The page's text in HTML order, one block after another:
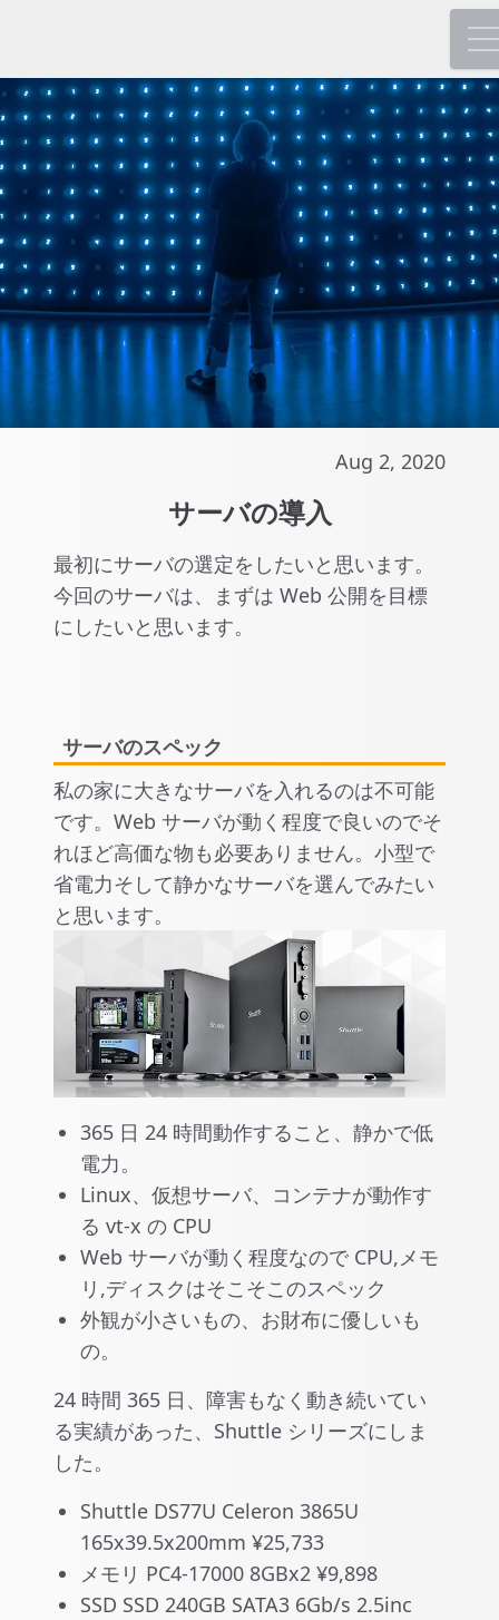
Aug 2, 2020
サーバの導入
最初にサーバの選定をしたいと思います。
今回のサーバは、まずは Web 公開を目標
にしたいと思います。
サーバのスペック
私の家に大きなサーバを入れるのは不可能
です。Web サーバが動く程度で良いのでそ
れほど高価な物も必要ありません。小型で
省電力そして静かなサーバを選んでみたい
と思います。
365 日 24 時間動作すること、静かで低
電力。
Linux、仮想サーバ、コンテナが動作す
る vt-x の CPU
Web サーバが動く程度なので CPU,メモ
リ,ディスクはそこそこのスペック
外観が小さいもの、お財布に優しいも
の。
24 時間 365 日、障害もなく動き続いてい
る実績があった、Shuttle シリーズにしま
した。
Shuttle DS77U Celeron 3865U
165x39.5x200mm ¥25,733
メモリ PC4-17000 8GBx2 ¥9,898
SSD SSD 240GB SATA3 6Gb/s 2.5inc